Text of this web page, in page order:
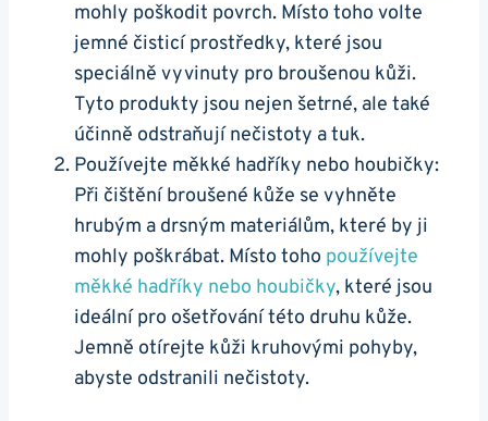
mohly‌ poškodit povrch. Místo ⁢toho volte
jemné čisticí prostředky, které jsou
speciálně vyvinuty ⁣pro broušenou kůži.
Tyto⁢ produkty jsou nejen šetrné, ale ⁢také
účinně ‍odstraňují⁢ nečistoty a tuk.
Používejte měkké hadříky nebo houbičky:
Při čištění broušené‌ kůže se vyhněte
hrubým a drsným materiálům, které by ji⁣
mohly poškrábat. Místo toho⁢ používejte
měkké hadříky nebo houbičky, které jsou
ideální‌ pro ošetřování této druhu ​kůže.
Jemně⁢ otírejte kůži kruhovými ⁢pohyby,
abyste odstranili nečistoty.